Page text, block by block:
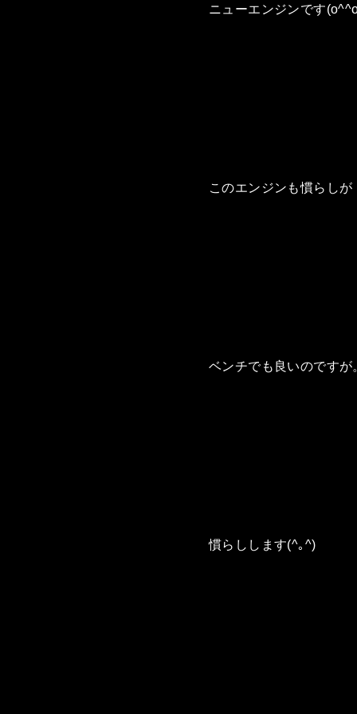
ニューエンジンです
このエンジンも慣らしが
ベンチでも良いのですが
慣らしします(^｡^)